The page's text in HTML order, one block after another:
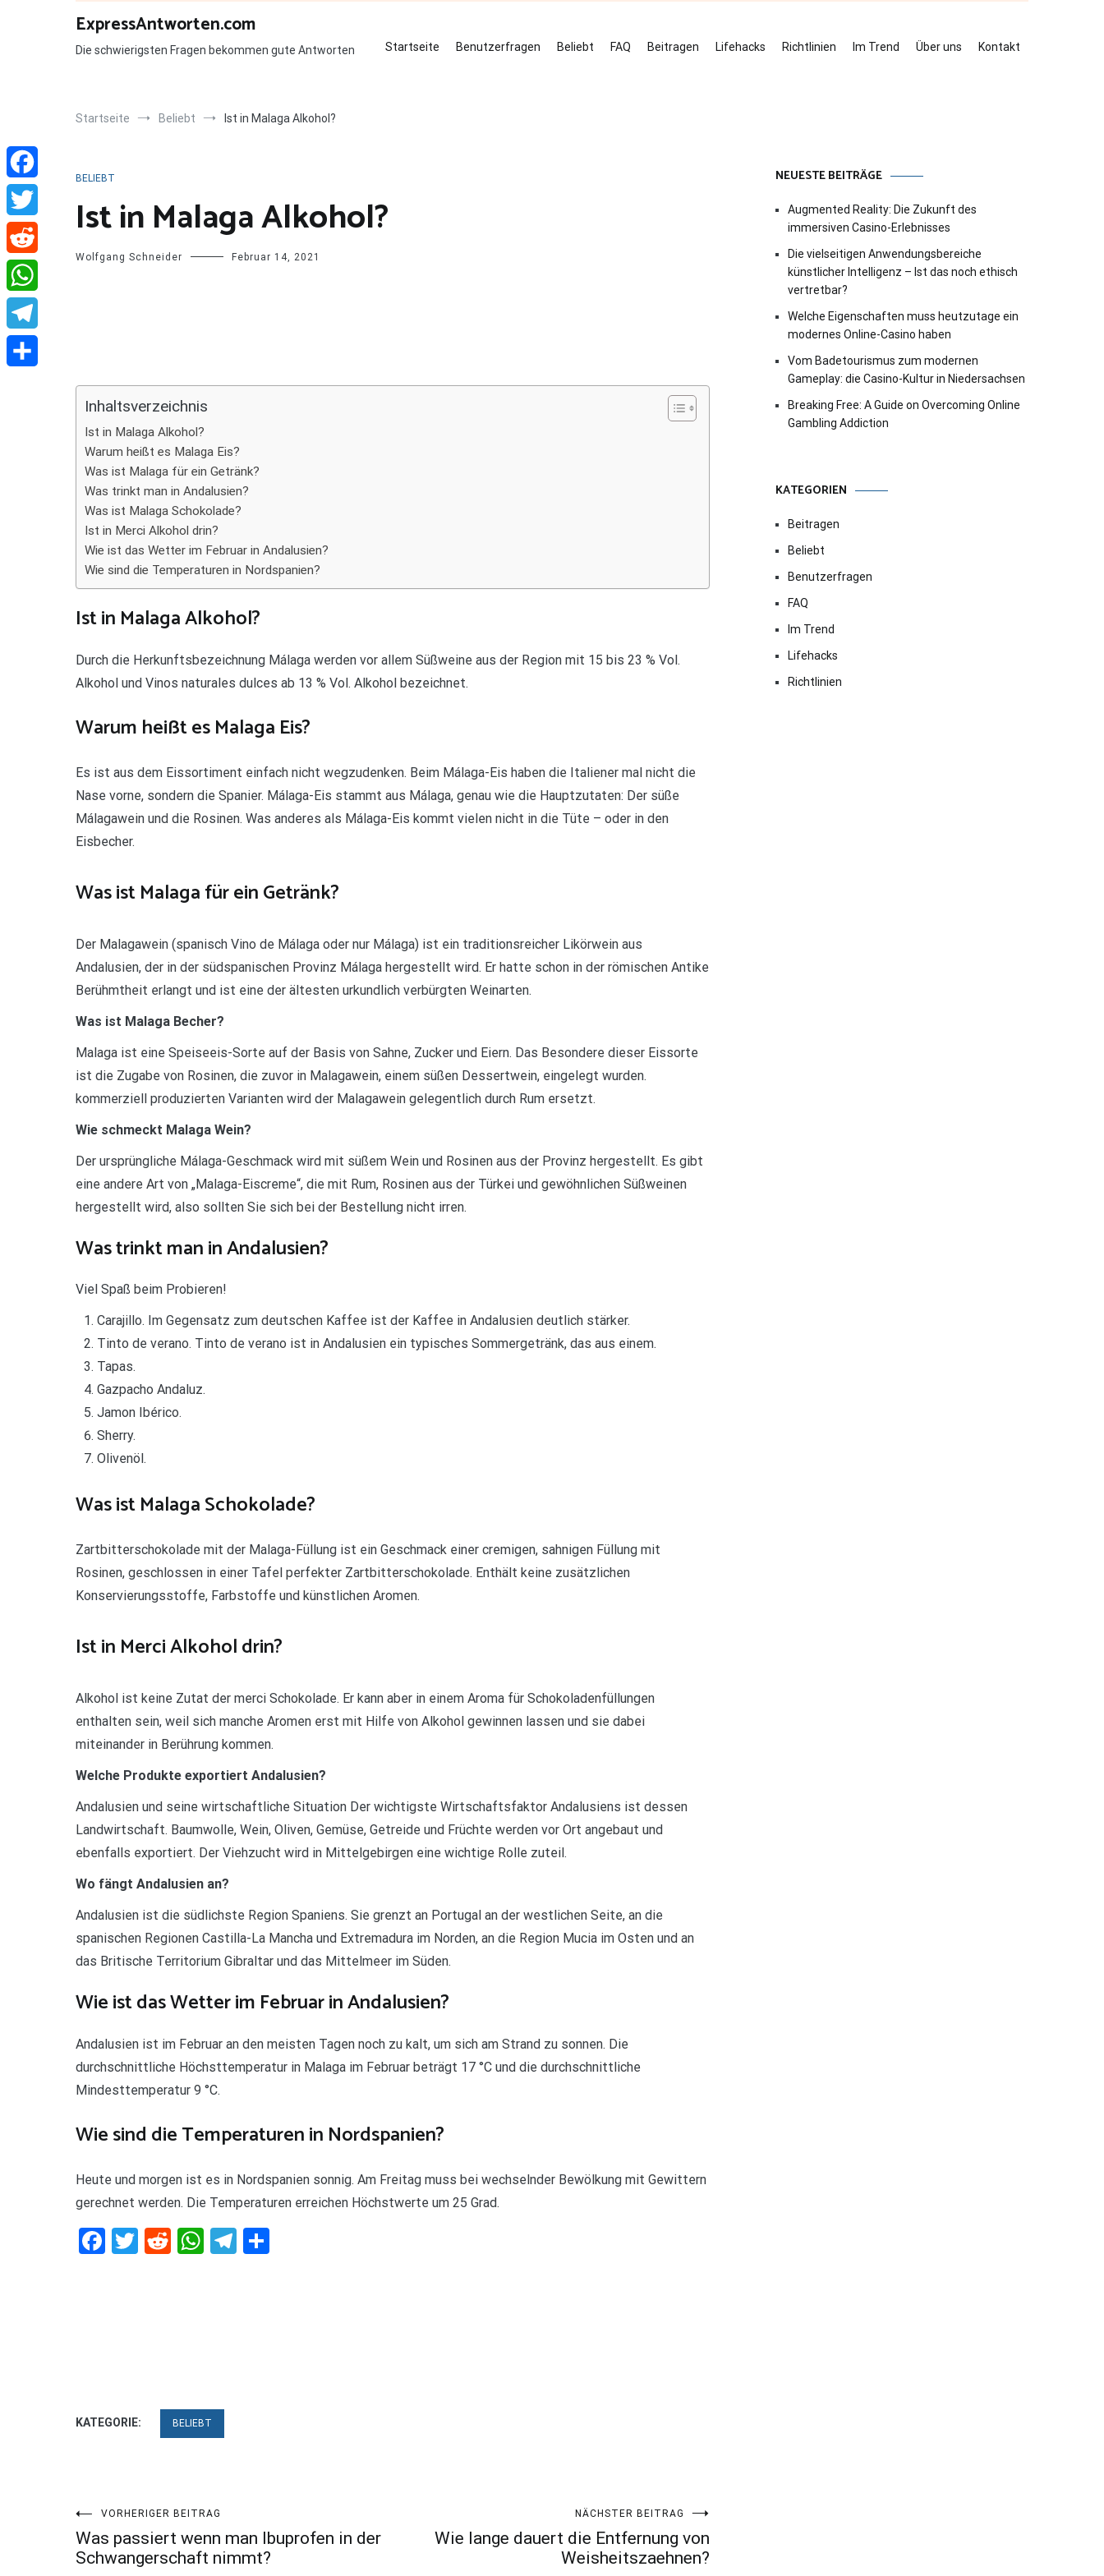
ExpressAntworten.com
Die schwierigsten Fragen bekommen gute Antworten Startseite Benutzerfragen Beliebt FAQ Beitragen Lifehacks Richtlinien Im Trend Über uns Kontakt
Startseite Beliebt Ist in Malaga Alkohol?
BELIEBT
Ist in Malaga Alkohol?
Wolfgang Schneider Februar 14, 2021
Inhaltsverzeichnis
Ist in Malaga Alkohol?
Warum heißt es Malaga Eis?
Was ist Malaga für ein Getränk?
Was trinkt man in Andalusien?
Was ist Malaga Schokolade?
Ist in Merci Alkohol drin?
Wie ist das Wetter im Februar in Andalusien?
Wie sind die Temperaturen in Nordspanien?
Ist in Malaga Alkohol?
Durch die Herkunftsbezeichnung Málaga werden vor allem Süßweine aus der Region mit 15 bis 23 % Vol.
Alkohol und Vinos naturales dulces ab 13 % Vol. Alkohol bezeichnet.
Warum heißt es Malaga Eis?
Es ist aus dem Eissortiment einfach nicht wegzudenken. Beim Málaga-Eis haben die Italiener mal nicht die
Nase vorne, sondern die Spanier. Málaga-Eis stammt aus Málaga, genau wie die Hauptzutaten: Der süße
Málagawein und die Rosinen. Was anderes als Málaga-Eis kommt vielen nicht in die Tüte – oder in den
Eisbecher.
Was ist Malaga für ein Getränk?
Der Malagawein (spanisch Vino de Málaga oder nur Málaga) ist ein traditionsreicher Likörwein aus
Andalusien, der in der südspanischen Provinz Málaga hergestellt wird. Er hatte schon in der römischen Antike
Berühmtheit erlangt und ist eine der ältesten urkundlich verbürgten Weinarten.
Was ist Malaga Becher?
Malaga ist eine Speiseeis-Sorte auf der Basis von Sahne, Zucker und Eiern. Das Besondere dieser Eissorte
ist die Zugabe von Rosinen, die zuvor in Malagawein, einem süßen Dessertwein, eingelegt wurden.
kommerziell produzierten Varianten wird der Malagawein gelegentlich durch Rum ersetzt.
Wie schmeckt Malaga Wein?
Der ursprüngliche Málaga-Geschmack wird mit süßem Wein und Rosinen aus der Provinz hergestellt. Es gibt
eine andere Art von „Malaga-Eiscreme“, die mit Rum, Rosinen aus der Türkei und gewöhnlichen Süßweinen
hergestellt wird, also sollten Sie sich bei der Bestellung nicht irren.
Was trinkt man in Andalusien?
Viel Spaß beim Probieren!
Carajillo. Im Gegensatz zum deutschen Kaffee ist der Kaffee in Andalusien deutlich stärker.
Tinto de verano. Tinto de verano ist in Andalusien ein typisches Sommergetränk, das aus einem.
Tapas.
Gazpacho Andaluz.
Jamon Ibérico.
Sherry.
Olivenöl.
Was ist Malaga Schokolade?
Zartbitterschokolade mit der Malaga-Füllung ist ein Geschmack einer cremigen, sahnigen Füllung mit
Rosinen, geschlossen in einer Tafel perfekter Zartbitterschokolade. Enthält keine zusätzlichen
Konservierungsstoffe, Farbstoffe und künstlichen Aromen.
Ist in Merci Alkohol drin?
Alkohol ist keine Zutat der merci Schokolade. Er kann aber in einem Aroma für Schokoladenfüllungen
enthalten sein, weil sich manche Aromen erst mit Hilfe von Alkohol gewinnen lassen und sie dabei
miteinander in Berührung kommen.
Welche Produkte exportiert Andalusien?
Andalusien und seine wirtschaftliche Situation Der wichtigste Wirtschaftsfaktor Andalusiens ist dessen
Landwirtschaft. Baumwolle, Wein, Oliven, Gemüse, Getreide und Früchte werden vor Ort angebaut und
ebenfalls exportiert. Der Viehzucht wird in Mittelgebirgen eine wichtige Rolle zuteil.
Wo fängt Andalusien an?
Andalusien ist die südlichste Region Spaniens. Sie grenzt an Portugal an der westlichen Seite, an die
spanischen Regionen Castilla-La Mancha und Extremadura im Norden, an die Region Mucia im Osten und an
das Britische Territorium Gibraltar und das Mittelmeer im Süden.
Wie ist das Wetter im Februar in Andalusien?
Andalusien ist im Februar an den meisten Tagen noch zu kalt, um sich am Strand zu sonnen. Die
durchschnittliche Höchsttemperatur in Malaga im Februar beträgt 17 °C und die durchschnittliche
Mindesttemperatur 9 °C.
Wie sind die Temperaturen in Nordspanien?
Heute und morgen ist es in Nordspanien sonnig. Am Freitag muss bei wechselnder Bewölkung mit Gewittern
gerechnet werden. Die Temperaturen erreichen Höchstwerte um 25 Grad.
Facebook
Twitter
RedditWhatsApp
Telegram
KATEGORIE: BELIEBT
Beitragsnavigation
VORHERIGER BEITRAG
Was passiert wenn man Ibuprofen in der
Schwangerschaft nimmt?
NÄCHSTER BEITRAG
Wie lange dauert die Entfernung von
Weisheitszaehnen?
NEUESTE BEITRÄGE
Augmented Reality: Die Zukunft des
immersiven Casino-Erlebnisses
Die vielseitigen Anwendungsbereiche
künstlicher Intelligenz – Ist das noch ethisch
vertretbar?
Welche Eigenschaften muss heutzutage ein
modernes Online-Casino haben
Vom Badetourismus zum modernen
Gameplay: die Casino-Kultur in Niedersachsen
Breaking Free: A Guide on Overcoming Online
Gambling Addiction
KATEGORIEN
Beitragen
Beliebt
Benutzerfragen
FAQ
Im Trend
Lifehacks
Richtlinien
Facebook
Twitter
Reddit
WhatsApp
Telegram